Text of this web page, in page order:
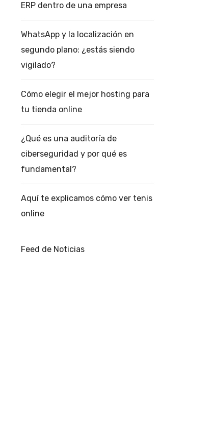
ERP dentro de una empresa
WhatsApp y la localización en
segundo plano: ¿estás siendo
vigilado?
Cómo elegir el mejor hosting para
tu tienda online
¿Qué es una auditoría de
ciberseguridad y por qué es
fundamental?
Aquí te explicamos cómo ver tenis
online
Feed de Noticias